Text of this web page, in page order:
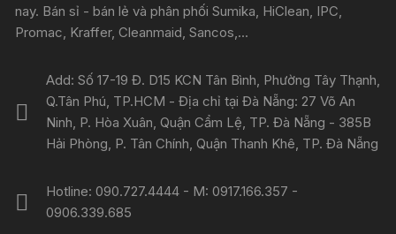
nay. Bán sỉ - bán lẻ và phân phối Sumika, HiClean, IPC,
Promac, Kraffer, Cleanmaid, Sancos,...
Add: Số 17-19 Đ. D15 KCN Tân Bình, Phường Tây Thạnh,
Q.Tân Phú, TP.HCM - Địa chỉ tại Đà Nẵng: 27 Võ An
Ninh, P. Hòa Xuân, Quận Cẩm Lệ, TP. Đà Nẵng - 385B
Hải Phòng, P. Tân Chính, Quận Thanh Khê, TP. Đà Nẵng
Hotline: 090.727.4444 - M: 0917.166.357 -
0906.339.685